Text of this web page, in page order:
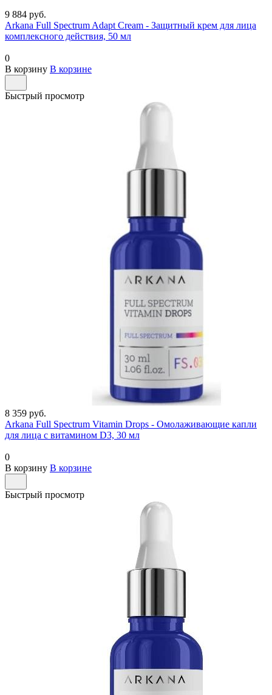
9 884 руб.
Arkana Full Spectrum Adapt Cream - Защитный крем для лица
комплексного действия, 50 мл
0
В корзину В корзине
Быстрый просмотр
8 359 руб.
Arkana Full Spectrum Vitamin Drops - Омолаживающие капли
для лица с витамином D3, 30 мл
0
В корзину В корзине
Быстрый просмотр